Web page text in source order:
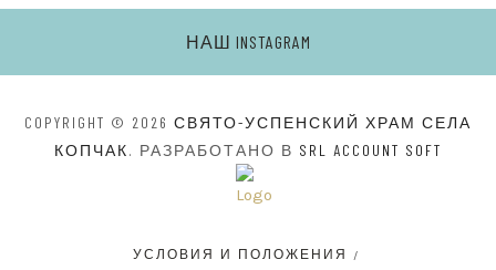
НАШ INSTAGRAM
COPYRIGHT © 2026 СВЯТО-УСПЕНСКИЙ ХРАМ СЕЛА
КОПЧАК. РАЗРАБОТАНО В SRL ACCOUNT SOFT
УСЛОВИЯ И ПОЛОЖЕНИЯ